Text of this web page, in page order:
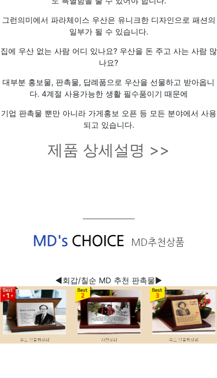
그런의미에서 파라체이스 우산은 유니크한 디자인으로 패션의
일부가 될 수 있습니다.
집에 우산 없는 사람 어디 있나요? 우산을 돈 주고 사는 사람 많
나요?
대부분 홍보물, 판촉물, 답례품으로 우산을 선물하고 받아옵니
다. 4계절 사용가능한 생활 필수품이기 때문에
기업 판촉물 뿐만 아니라 가게홍보 오픈 등 모든 분야에서 사용
되고 있습니다.
제품 상세설명 >>
◀회갑/칠순 MD 추천 판촉물▶